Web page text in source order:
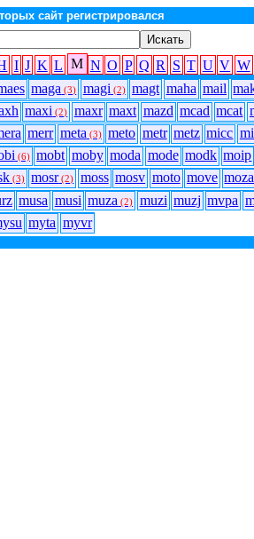
сайт регистрировался
I J K L M N O P Q R S T U V W
maga (3) magi (2) magt maha mail
maxi (2) maxr maxt mazd mcad mcat
merr meta (3) meto metr metz micc
(6) mobt moby moda mode modk moip
(3) mosr(2) moss mosv moto move moza
musa musi muza (2) muzi muzj mvpa
myta myvr